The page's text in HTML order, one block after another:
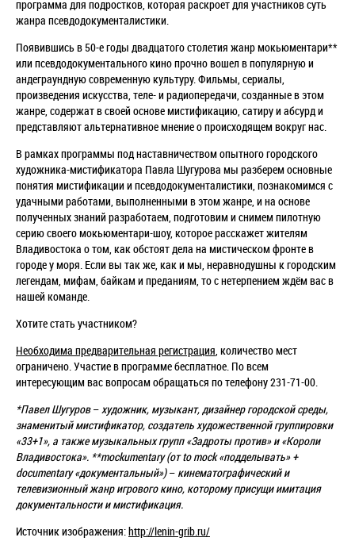
программа для подростков, которая раскроет для участников суть
жанра псевдодокументалистики.
Появившись в 50-е годы двадцатого столетия жанр мокьюментари**
или псевдодокументального кино прочно вошел в популярную и
андеграундную современную культуру. Фильмы, сериалы,
произведения искусства, теле- и радиопередачи, созданные в этом
жанре, содержат в своей основе мистификацию, сатиру и абсурд и
представляют альтернативное мнение о происходящем вокруг нас.
В рамках программы под наставничеством опытного городского
художника-мистификатора Павла Шугурова мы разберем основные
понятия мистификации и псевдодокументалистики, познакомимся с
удачными работами, выполненными в этом жанре, и на основе
полученных знаний разработаем, подготовим и снимем пилотную
серию своего мокьюментари-шоу, которое расскажет жителям
Владивостока о том, как обстоят дела на мистическом фронте в
городе у моря. Если вы так же, как и мы, неравнодушны к городским
легендам, мифам, байкам и преданиям, то с нетерпением ждём вас в
нашей команде.
Хотите стать участником?
Необходима предварительная регистрация , количество мест
ограничено. Участие в программе бесплатное. По всем
интересующим вас вопросам обращаться по телефону231-71-00.
*Павел Шугуров– художник, музыкант, дизайнер городской среды,
знаменитый мистификатор, создатель художественной группировки
«33+1», а также музыкальных групп «Задроты против» и «Короли
Владивостока». **mockumentary (от to mock «подделывать» +
documentary «документальный»)– кинематографический и
телевизионный жанр игрового кино, которому присущи имитация
документальности и мистификация.
Источник изображения:http://lenin-grib.ru/